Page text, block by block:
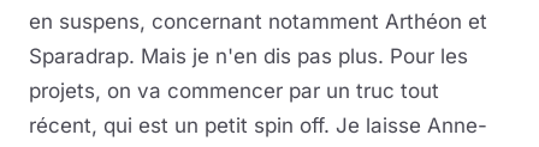
en suspens, concernant notamment Arthéon et
Sparadrap. Mais je n'en dis pas plus. Pour les
projets, on va commencer par un truc tout
récent, qui est un petit spin off. Je laisse Anne-